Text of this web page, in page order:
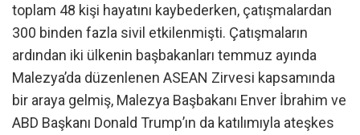
toplam 48 kişi hayatını kaybederken, çatışmalardan
300 binden fazla sivil etkilenmişti. Çatışmaların
ardından iki ülkenin başbakanları temmuz ayında
Malezya’da düzenlenen ASEAN Zirvesi kapsamında
bir araya gelmiş, Malezya Başbakanı Enver İbrahim ve
ABD Başkanı Donald Trump’ın da katılımıyla ateşkes